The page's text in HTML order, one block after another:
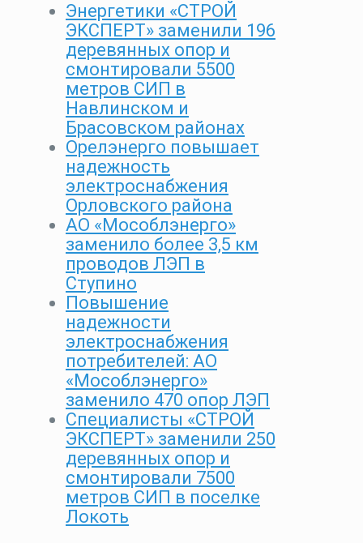
Энергетики «СТРОЙ
ЭКСПЕРТ» заменили 196
деревянных опор и
смонтировали 5500
метров СИП в
Навлинском и
Брасовском районах
Орелэнерго повышает
надежность
электроснабжения
Орловского района
АО «Мособлэнерго»
заменило более 3,5 км
проводов ЛЭП в
Ступино
Повышение
надежности
электроснабжения
потребителей: АО
«Мособлэнерго»
заменило 470 опор ЛЭП
Специалисты «СТРОЙ
ЭКСПЕРТ» заменили 250
деревянных опор и
смонтировали 7500
метров СИП в поселке
Локоть